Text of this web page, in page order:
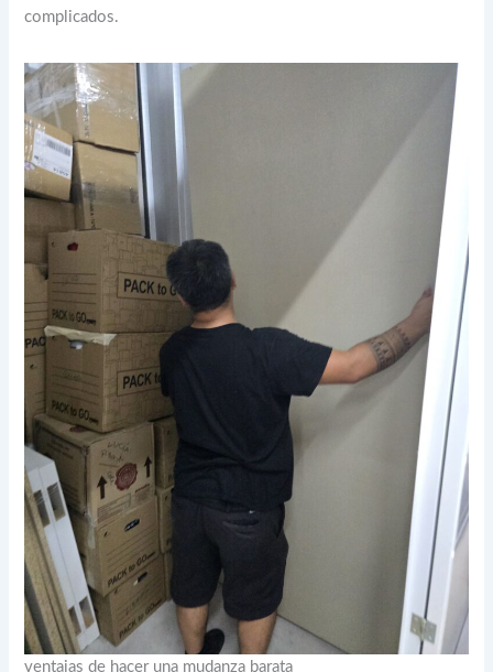
complicados.
ventajas de hacer una mudanza barata